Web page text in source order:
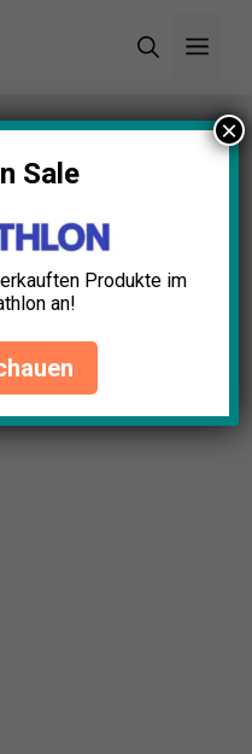
Leder Test: Die
Test: Die
Sale
Produkte im
an!
×